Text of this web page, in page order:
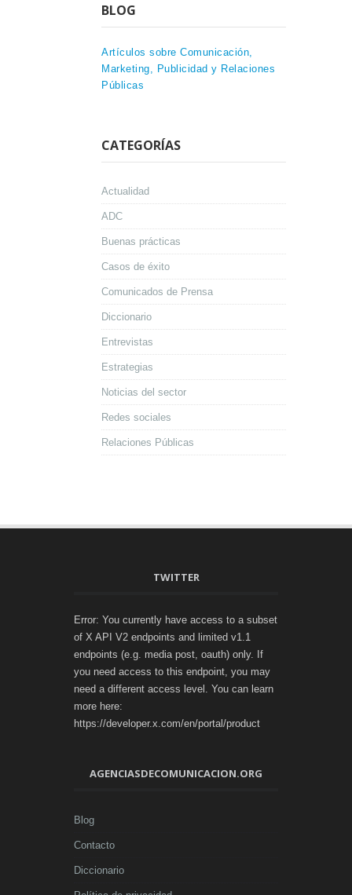
BLOG
Artículos sobre Comunicación,
Marketing, Publicidad y Relaciones
Públicas
CATEGORÍAS
Actualidad
ADC
Buenas prácticas
Casos de éxito
Comunicados de Prensa
Diccionario
Entrevistas
Estrategias
Noticias del sector
Redes sociales
Relaciones Públicas
TWITTER
Error: You currently have access to a subset
of X API V2 endpoints and limited v1.1
endpoints (e.g. media post, oauth) only. If
you need access to this endpoint, you may
need a different access level. You can learn
more here:
https://developer.x.com/en/portal/product
AGENCIASDECOMUNICACION.ORG
Blog
Contacto
Diccionario